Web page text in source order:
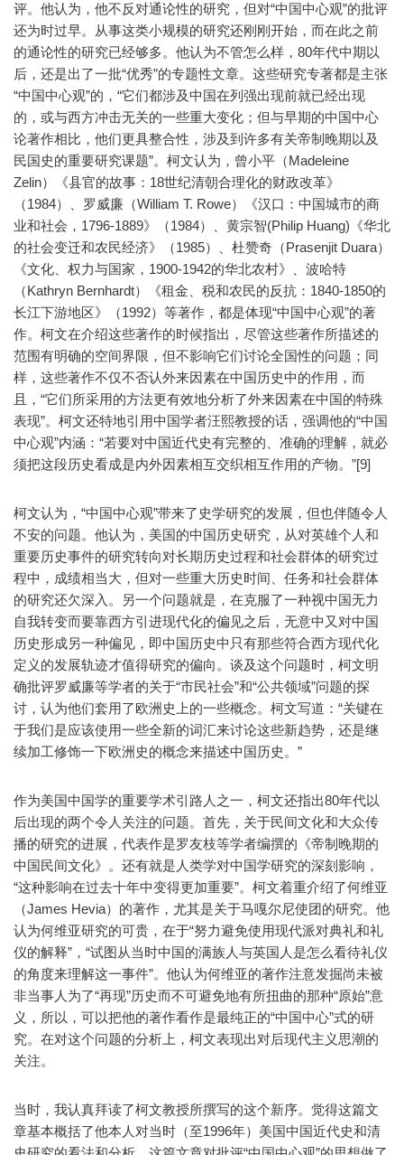
评。他认为，他不反对通论性的研究，但对“中国中心观”的批评
还为时过早。从事这类小规模的研究还刚刚开始，而在此之前
的通论性的研究已经够多。他认为不管怎么样，80年代中期以
后，还是出了一批“优秀”的专题性文章。这些研究专著都是主张
“中国中心观”的，“它们都涉及中国在列强出现前就已经出现
的，或与西方冲击无关的一些重大变化；但与早期的中国中心
论著作相比，他们更具整合性，涉及到许多有关帝制晚期以及
民国史的重要研究课题”。柯文认为，曾小平（Madeleine
Zelin）《县官的故事：18世纪清朝合理化的财政改革》
（1984）、罗威廉（William T. Rowe）《汉口：中国城市的商
业和社会，1796-1889》（1984）、黄宗智(Philip Huang)《华北
的社会变迁和农民经济》（1985）、杜赞奇（Prasenjit Duara）
《文化、权力与国家，1900-1942的华北农村》、波哈特
（Kathryn Bernhardt）《租金、税和农民的反抗：1840-1850的
长江下游地区》（1992）等著作，都是体现“中国中心观”的著
作。柯文在介绍这些著作的时候指出，尽管这些著作所描述的
范围有明确的空间界限，但不影响它们讨论全国性的问题；同
样，这些著作不仅不否认外来因素在中国历史中的作用，而
且，“它们所采用的方法更有效地分析了外来因素在中国的特殊
表现”。柯文还特地引用中国学者汪熙教授的话，强调他的“中国
中心观”内涵：“若要对中国近代史有完整的、准确的理解，就必
须把这段历史看成是内外因素相互交织相互作用的产物。”[9]
柯文认为，“中国中心观”带来了史学研究的发展，但也伴随令人
不安的问题。他认为，美国的中国历史研究，从对英雄个人和
重要历史事件的研究转向对长期历史过程和社会群体的研究过
程中，成绩相当大，但对一些重大历史时间、任务和社会群体
的研究还欠深入。另一个问题就是，在克服了一种视中国无力
自我转变而要靠西方引进现代化的偏见之后，无意中又对中国
历史形成另一种偏见，即中国历史中只有那些符合西方现代化
定义的发展轨迹才值得研究的偏向。谈及这个问题时，柯文明
确批评罗威廉等学者的关于“市民社会”和“公共领域”问题的探
讨，认为他们套用了欧洲史上的一些概念。柯文写道：“关键在
于我们是应该使用一些全新的词汇来讨论这些新趋势，还是继
续加工修饰一下欧洲史的概念来描述中国历史。”
作为美国中国学的重要学术引路人之一，柯文还指出80年代以
后出现的两个令人关注的问题。首先，关于民间文化和大众传
播的研究的进展，代表作是罗友枝等学者编撰的《帝制晚期的
中国民间文化》。还有就是人类学对中国学研究的深刻影响，
“这种影响在过去十年中变得更加重要”。柯文着重介绍了何维亚
（James Hevia）的著作，尤其是关于马嘎尔尼使团的研究。他
认为何维亚研究的可贵，在于“努力避免使用现代派对典礼和礼
仪的解释”，“试图从当时中国的满族人与英国人是怎么看待礼仪
的角度来理解这一事件”。他认为何维亚的著作注意发掘尚未被
非当事人为了“再现”历史而不可避免地有所扭曲的那种“原始”意
义，所以，可以把他的著作看作是最纯正的“中国中心”式的研
究。在对这个问题的分析上，柯文表现出对后现代主义思潮的
关注。
当时，我认真拜读了柯文教授所撰写的这个新序。觉得这篇文
章基本概括了他本人对当时（至1996年）美国中国近代史和清